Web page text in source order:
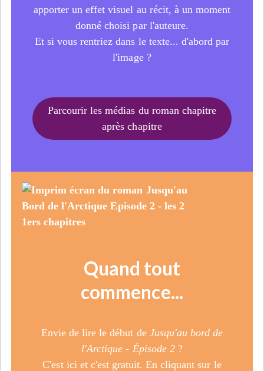
apporter un effet visuel au récit, à un moment
donné choisi par l'auteure.
Et si vous rentriez dans le texte... d'abord par
l'image ?
Parcourir les médias du roman chapitre
après chapitre
Quand tout
commence...
Envie de lire le début de Jusqu'au bord de
l'Arctique - Épisode 2?
C'est ici et c'est gratuit. En cliquant sur le